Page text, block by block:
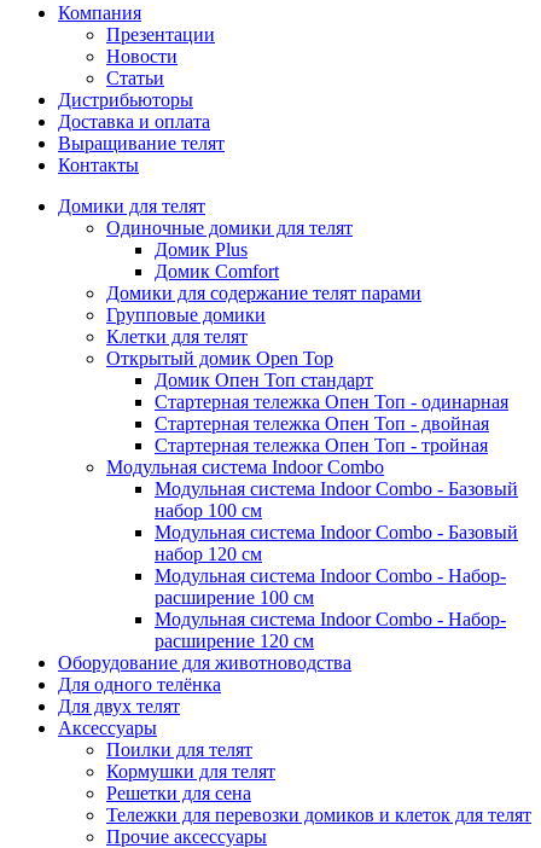
Компания
Презентации
Новости
Статьи
Дистрибьюторы
Доставка и оплата
Выращивание телят
Контакты
Домики для телят
Одиночные домики для телят
Домик Plus
Домик Comfort
Домики для содержание телят парами
Групповые домики
Клетки для телят
Открытый домик Open Top
Домик Опен Топ стандарт
Стартерная тележка Опен Топ - одинарная
Стартерная тележка Опен Топ - двойная
Стартерная тележка Опен Топ - тройная
Модульная система Indoor Combo
Модульная система Indoor Combo - Базовый
набор 100 см
Модульная система Indoor Combo - Базовый
набор 120 см
Модульная система Indoor Combo - Набор-
расширение 100 см
Модульная система Indoor Combo - Набор-
расширение 120 см
Оборудование для животноводства
Для одного телёнка
Для двух телят
Аксессуары
Поилки для телят
Кормушки для телят
Решетки для сена
Тележки для перевозки домиков и клеток для телят
Прочие аксессуары